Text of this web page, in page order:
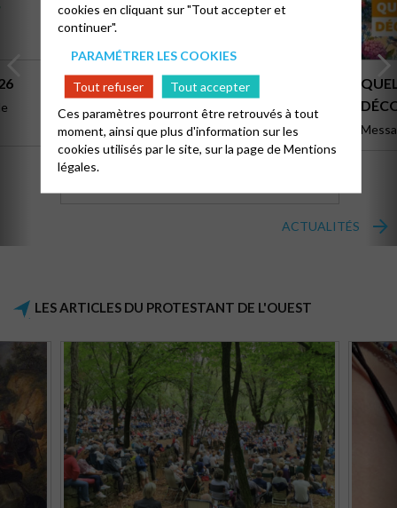
ENORM’KIFF 2026 : LE RENDEZ-VOUS
DES 14-24 ANS
L'édition 2026 de l'Enorm'Kiff aura lieu du 30
octobre au 1er novembre, à Château-Gontier-
sur-Mayenne (53) sur le thème "L'horizon de
ACTUALITÉS
LES ARTICLES DU PROTESTANT DE L'OUEST
cookies en cliquant sur "Tout accepter et
continuer".
PARAMÉTRER LES COOKIES
Tout refuser
Tout accepter
Ces paramètres pourront être retrouvés à tout
moment, ainsi que plus d'information sur les
cookies utilisés par le site, sur la page deMentions
légales.